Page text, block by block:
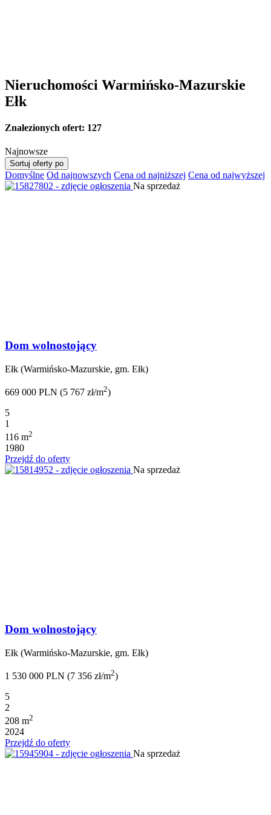
Nieruchomości Warmińsko-Mazurskie
Ełk
Znalezionych ofert: 127
Najnowsze
Sortuj oferty po
Domyślne Od najnowszych Cena od najniższej Cena od najwyższej
Na sprzedaż
Dom wolnostojący
Ełk (Warmińsko-Mazurskie, gm. Ełk)
669 000 PLN (5 767 zł/m2)
5
1
116 m2
1980
Przejdź do oferty
Na sprzedaż
Dom wolnostojący
Ełk (Warmińsko-Mazurskie, gm. Ełk)
1 530 000 PLN (7 356 zł/m2)
5
2
208 m2
2024
Przejdź do oferty
Na sprzedaż